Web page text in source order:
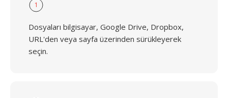
1
Dosyaları bilgisayar, Google Drive, Dropbox,
URL'den veya sayfa üzerinden sürükleyerek
seçin.